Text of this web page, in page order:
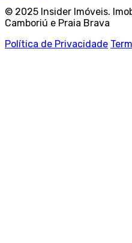
© 2025 Insider Imóveis.
Camboriú e Praia Brava
Política de Privacidade